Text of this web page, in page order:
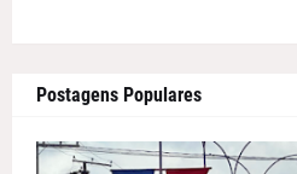
Postagens Populares